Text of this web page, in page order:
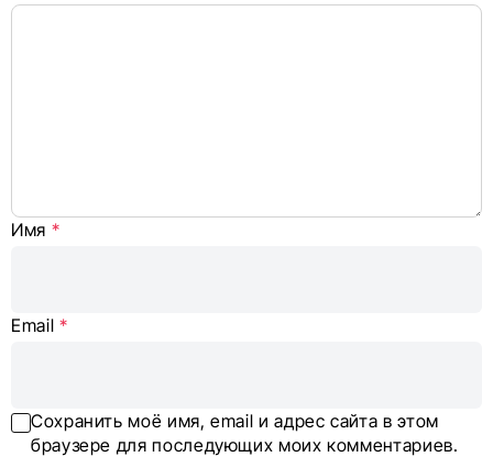
Имя *
Email *
Сохранить моё имя, email и адрес сайта в этом
браузере для последующих моих комментариев.